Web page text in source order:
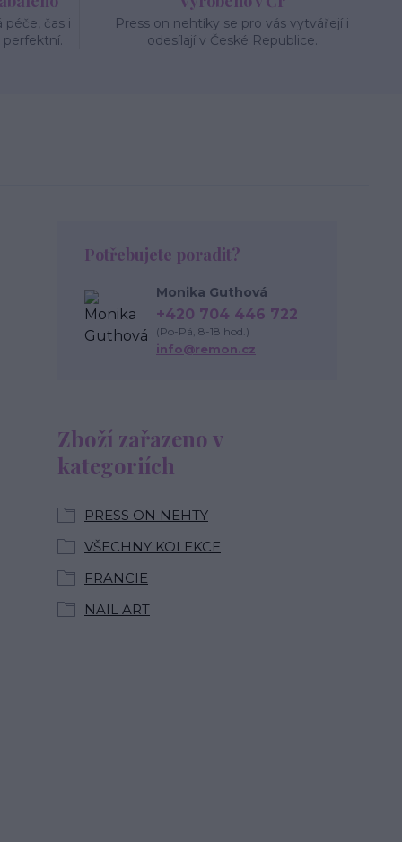
péče, čas i
perfektní.
Press on nehtíky se pro vás vytvářejí i
odesílají v České Republice.
Zboží zařazeno v
kategoriích
PRESS ON NEHTY
VŠECHNY KOLEKCE
FRANCIE
NAIL ART
Potřebujete poradit?
Monika Guthová
+420 704 446 722
(Po-Pá, 8-18 hod.)
info@remon.cz